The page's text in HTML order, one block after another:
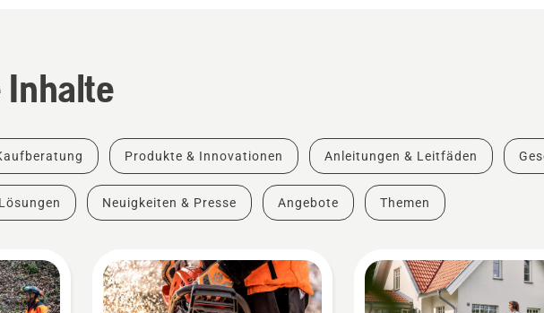
Inhalte
Produkte & Innovationen Anleitungen & Leitfäden
Lösungen Neuigkeiten & Presse Angebote Themen